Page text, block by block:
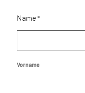
Name*
Vorname